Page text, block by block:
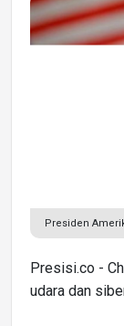
Presiden
Presisi.co -
udara dan